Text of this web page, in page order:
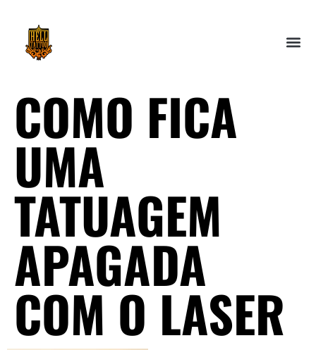
COMO FICA
UMA
TATUAGEM
APAGADA
COM O LASER